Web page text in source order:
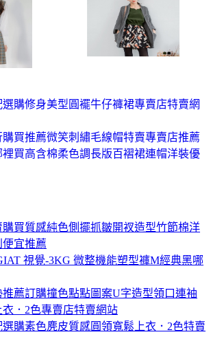
選購修身美型圓襬牛仔褲裙專賣店特賣網
購買推薦微笑刺繡毛線帽特賣專賣店推薦
買高含棉柔色調長版百褶裙連帽洋裝優
購買質感純色側擺抓皺開衩造型竹節棉洋
宜推薦
視覺-3KG 微整機能塑型褲M經典黑哪
推薦訂購撞色點點圖案U字造型領口連袖
．2色專賣店特賣網站
選購素色麂皮質感圓領寬鬆上衣．2色特賣